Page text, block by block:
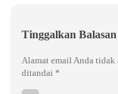
Tinggalkan Balasan
Alamat email Anda
ditandai *